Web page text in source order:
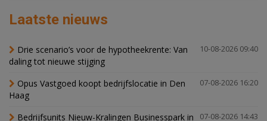
Laatste nieuws
10-08-2026 09:40
Drie scenario’s voor de hypotheekrente: Van
daling tot nieuwe stijging
07-08-2026 16:20
Opus Vastgoed koopt bedrijfslocatie in Den
Haag
07-08-2026 14:43
Bedrijfsunits Nieuw-Kralingen Businesspark in